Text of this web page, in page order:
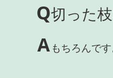
Q切った
Aもちろんで